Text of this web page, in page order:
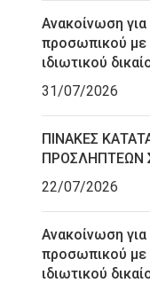
Ανακοίνωση
προσωπικού με
ιδιωτικού
31/07/2026
ΠΙΝΑΚΕΣ
ΠΡΟΣΛΗΠΤΕΩΝ
22/07/2026
Ανακοίνωση
προσωπικού με
ιδιωτικού